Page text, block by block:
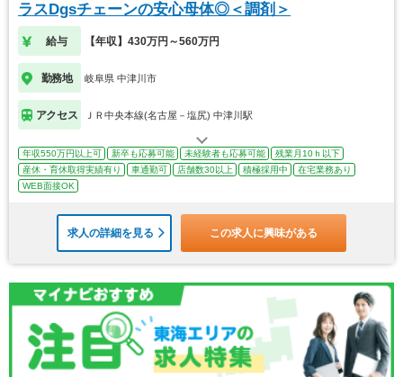
ラスDgsチェーンの安心母体◎＜調剤＞
給与 【年収】430万円～560万円
勤務地 岐阜県 中津川市
アクセス ＪＲ中央本線(名古屋－塩尻) 中津川駅
年収550万円以上可 新卒も応募可能 未経験者も応募可能
残業月10ｈ以下
産休・育休取得実績有り
車通勤可 店舗数30以上 積極採用中
在宅業務あり
WEB面接OK
求人の詳細を見る この求人に興味がある